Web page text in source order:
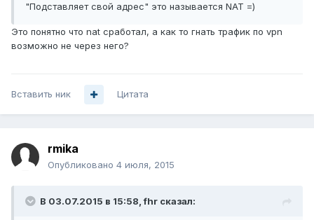
"Подставляет свой адрес" это называется NAT =)
Это понятно что nat сработал, а как то гнать трафик по vpn
возможно не через него?
Вставить ник Цитата
rmika
Опубликовано 4 июля, 2015
В 03.07.2015 в 15:58, fhr сказал: